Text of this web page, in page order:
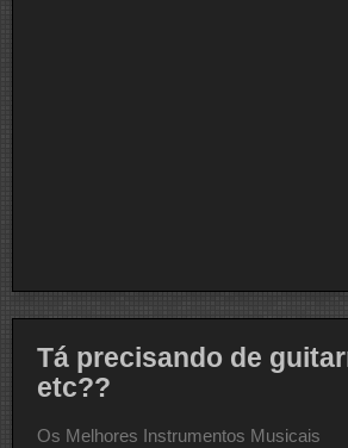
Tá precisando de
etc??
Os Melhores Instrumentos Musicais